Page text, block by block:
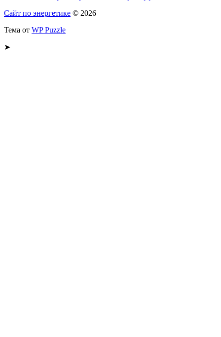
Сайт по энергетике © 2026
Тема от WP Puzzle
➤